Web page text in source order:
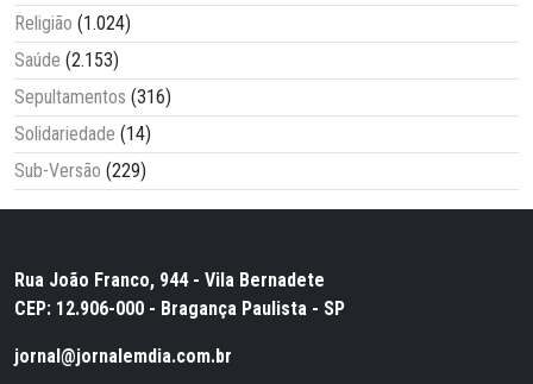
Religião (1.024)
Saúde (2.153)
Sepultamentos (316)
Solidariedade (14)
Sub-Versão (229)
Rua João Franco, 944 - Vila Bernadete
CEP: 12.906-000 - Bragança Paulista - SP
jornal@jornalemdia.com.br